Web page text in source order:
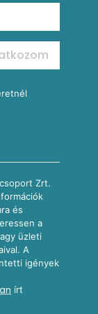
Zrt.
és
a
üzleti
A
igények
írt